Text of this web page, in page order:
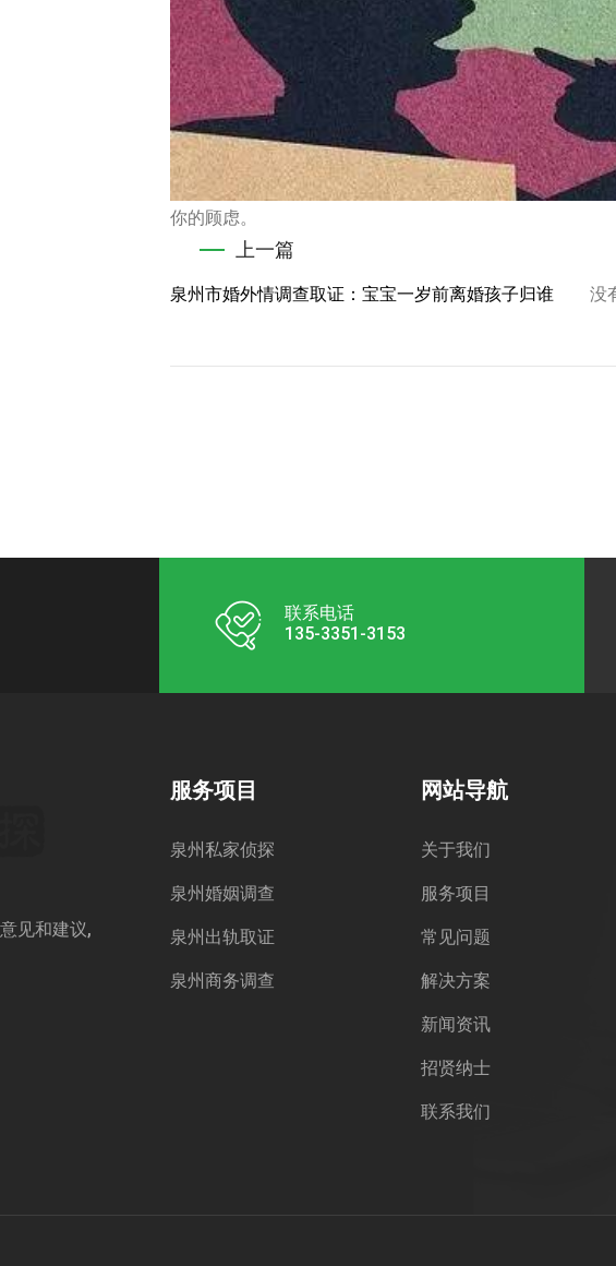
你的顾虑。
上一篇
泉州市婚外情调查取证：宝宝一岁前离婚孩子归谁 没
联系电话
135-3351-3153
见和建议,
服务项目
泉州私家侦探
泉州婚姻调查
泉州出轨取证
泉州商务调查
网站导航
关于我们
服务项目
常见问题
解决方案
新闻资讯
招贤纳士
联系我们